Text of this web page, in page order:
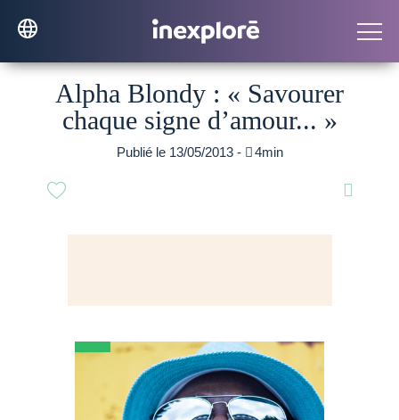
Alpha Blondy : « Savourer
chaque signe d’amour... »
Publié le 13/05/2013 - 4min
